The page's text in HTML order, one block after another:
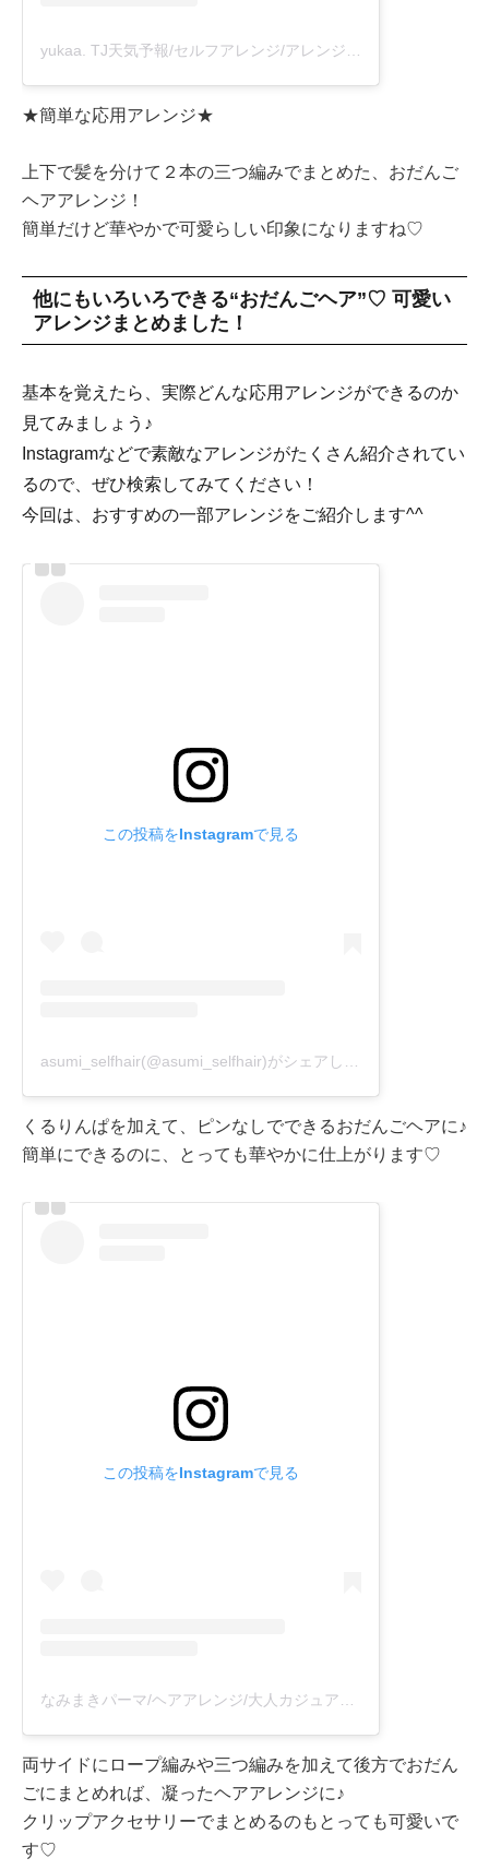
★簡単な応用アレンジ★
上下で髪を分けて２本の三つ編みでまとめた、おだんご
ヘアアレンジ！
簡単だけど華やかで可愛らしい印象になりますね♡
他にもいろいろできる“おだんごヘア”♡ 可愛い
アレンジまとめました！
基本を覚えたら、実際どんな応用アレンジができるのか
見てみましょう♪
Instagramなどで素敵なアレンジがたくさん紹介されてい
るので、ぜひ検索してみてください！
今回は、おすすめの一部アレンジをご紹介します^^
この投稿をInstagramで見る
くるりんぱを加えて、ピンなしでできるおだんごヘアに♪
簡単にできるのに、とっても華やかに仕上がります♡
この投稿をInstagramで見る
両サイドにロープ編みや三つ編みを加えて後方でおだん
ごにまとめれば、凝ったヘアアレンジに♪
クリップアクセサリーでまとめるのもとっても可愛いで
す♡